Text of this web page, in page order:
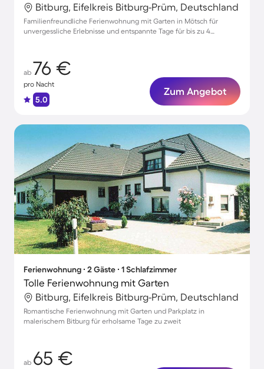
Bitburg, Eifelkreis Bitburg-Prüm, Deutschland
Familienfreundliche Ferienwohnung mit Garten in Mötsch für
unvergessliche Erlebnisse und entspannte Tage für bis zu 4
ab 76 €
pro Nacht
5.0
Zum Angebot
Ferienwohnung ∙ 2 Gäste ∙ 1 Schlafzimmer
Tolle Ferienwohnung mit Garten
Bitburg, Eifelkreis Bitburg-Prüm, Deutschland
Romantische Ferienwohnung mit Garten und Parkplatz in
malerischem Bitburg für erholsame Tage zu zweit
ab 65 €